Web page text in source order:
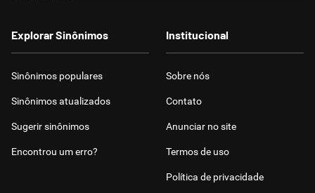
Explorar Sinônimos
Sinônimos populares
Sinônimos atualizados
Sugerir sinônimos
Encontrou um erro?
Institucional
Sobre nós
Contato
Anunciar no site
Termos de uso
Política de privacidade